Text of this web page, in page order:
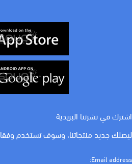
اشترك في نشرتنا البريدية
ليصلك جديد منتجاتنا، وسوف تستخدم وفقا
Email address: